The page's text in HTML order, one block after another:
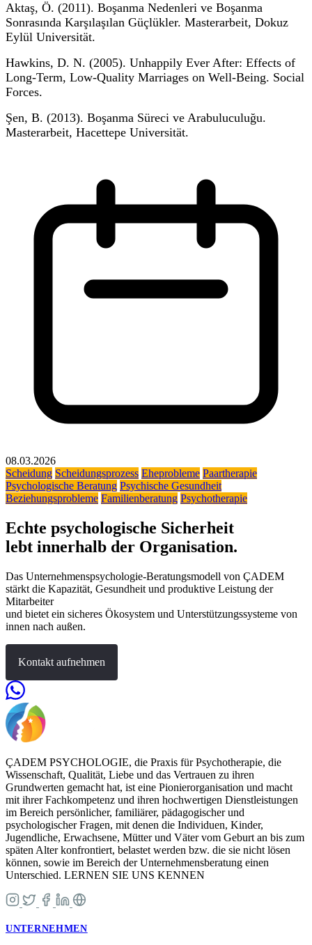
Aktaş, Ö. (2011). Boşanma Nedenleri ve Boşanma
Sonrasında Karşılaşılan Güçlükler. Masterarbeit, Dokuz
Eylül Universität.
Hawkins, D. N. (2005). Unhappily Ever After: Effects of
Long-Term, Low-Quality Marriages on Well-Being. Social
Forces.
Şen, B. (2013). Boşanma Süreci ve Arabuluculuğu.
Masterarbeit, Hacettepe Universität.
08.03.2026
Scheidung Scheidungsprozess Eheprobleme Paartherapie
Psychologische Beratung Psychische Gesundheit
Beziehungsprobleme Familienberatung Psychotherapie
Echte psychologische Sicherheit
lebt innerhalb der Organisation.
Das Unternehmenspsychologie-Beratungsmodell von ÇADEM
stärkt die Kapazität, Gesundheit und produktive Leistung der
Mitarbeiter
und bietet ein sicheres Ökosystem und Unterstützungssysteme von
innen nach außen.
Kontakt aufnehmen
ÇADEM PSYCHOLOGIE, die Praxis für Psychotherapie, die
Wissenschaft, Qualität, Liebe und das Vertrauen zu ihren
Grundwerten gemacht hat, ist eine Pionierorganisation und macht
mit ihrer Fachkompetenz und ihren hochwertigen Dienstleistungen
im Bereich persönlicher, familiärer, pädagogischer und
psychologischer Fragen, mit denen die Individuen, Kinder,
Jugendliche, Erwachsene, Mütter und Väter vom Geburt an bis zum
späten Alter konfrontiert, belastet werden bzw. die sie nicht lösen
können, sowie im Bereich der Unternehmensberatung einen
Unterschied. LERNEN SIE UNS KENNEN
UNTERNEHMEN